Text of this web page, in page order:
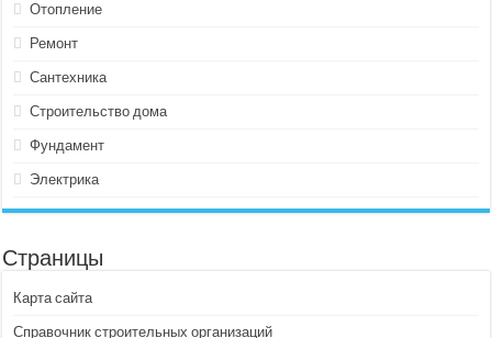
Отопление
Ремонт
Сантехника
Строительство дома
Фундамент
Электрика
Страницы
Карта сайта
Справочник строительных организаций